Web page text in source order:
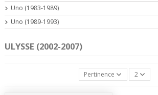
ULYSSE (2002-2007)
Pertinence 2
Uno (1983-1989)
Uno (1989-1993)